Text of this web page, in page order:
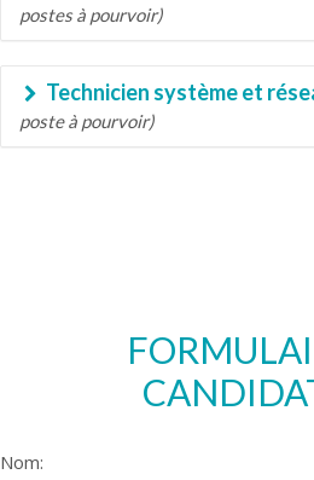
postes à pourvoir)
Technicien système et
poste à pourvoir)
Nom: